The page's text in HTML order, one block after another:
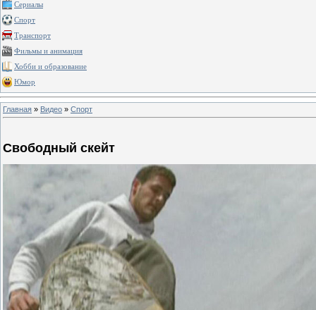
Сериалы
Спорт
Транспорт
Фильмы и анимация
Хобби и образование
Юмор
Главная » Видео » Спорт
Свободный скейт